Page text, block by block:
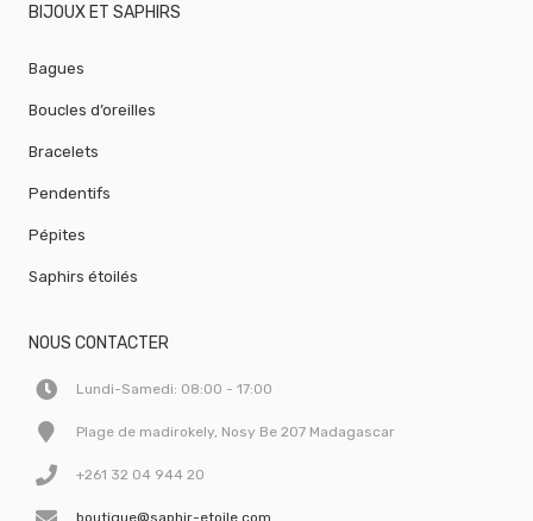
BIJOUX ET SAPHIRS
Bagues
Boucles d’oreilles
Bracelets
Pendentifs
Pépites
Saphirs étoilés
NOUS CONTACTER
Lundi-Samedi: 08:00 - 17:00
Plage de madirokely, Nosy Be 207 Madagascar
+261 32 04 944 20
boutique@saphir-etoile.com